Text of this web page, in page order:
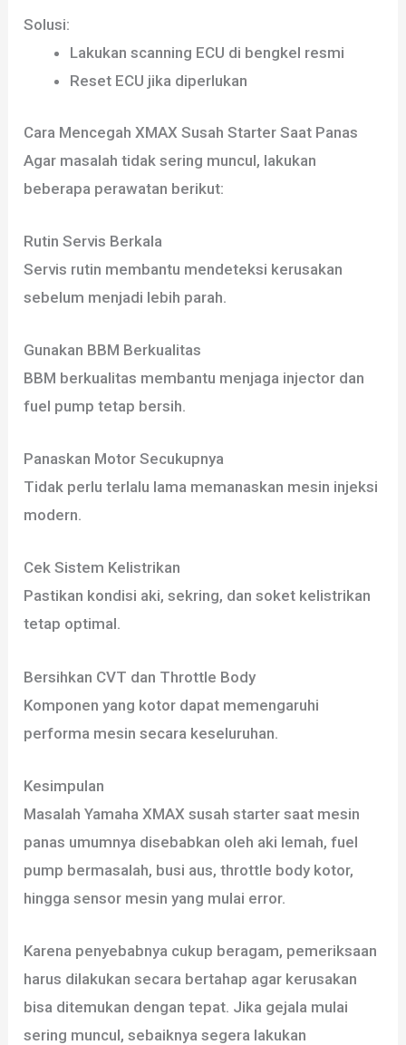
Solusi:
Lakukan scanning ECU di bengkel resmi
Reset ECU jika diperlukan
Cara Mencegah XMAX Susah Starter Saat Panas
Agar masalah tidak sering muncul, lakukan
beberapa perawatan berikut:
Rutin Servis Berkala
Servis rutin membantu mendeteksi kerusakan
sebelum menjadi lebih parah.
Gunakan BBM Berkualitas
BBM berkualitas membantu menjaga injector dan
fuel pump tetap bersih.
Panaskan Motor Secukupnya
Tidak perlu terlalu lama memanaskan mesin injeksi
modern.
Cek Sistem Kelistrikan
Pastikan kondisi aki, sekring, dan soket kelistrikan
tetap optimal.
Bersihkan CVT dan Throttle Body
Komponen yang kotor dapat memengaruhi
performa mesin secara keseluruhan.
Kesimpulan
Masalah Yamaha XMAX susah starter saat mesin
panas umumnya disebabkan oleh aki lemah, fuel
pump bermasalah, busi aus, throttle body kotor,
hingga sensor mesin yang mulai error.
Karena penyebabnya cukup beragam, pemeriksaan
harus dilakukan secara bertahap agar kerusakan
bisa ditemukan dengan tepat. Jika gejala mulai
sering muncul, sebaiknya segera lakukan